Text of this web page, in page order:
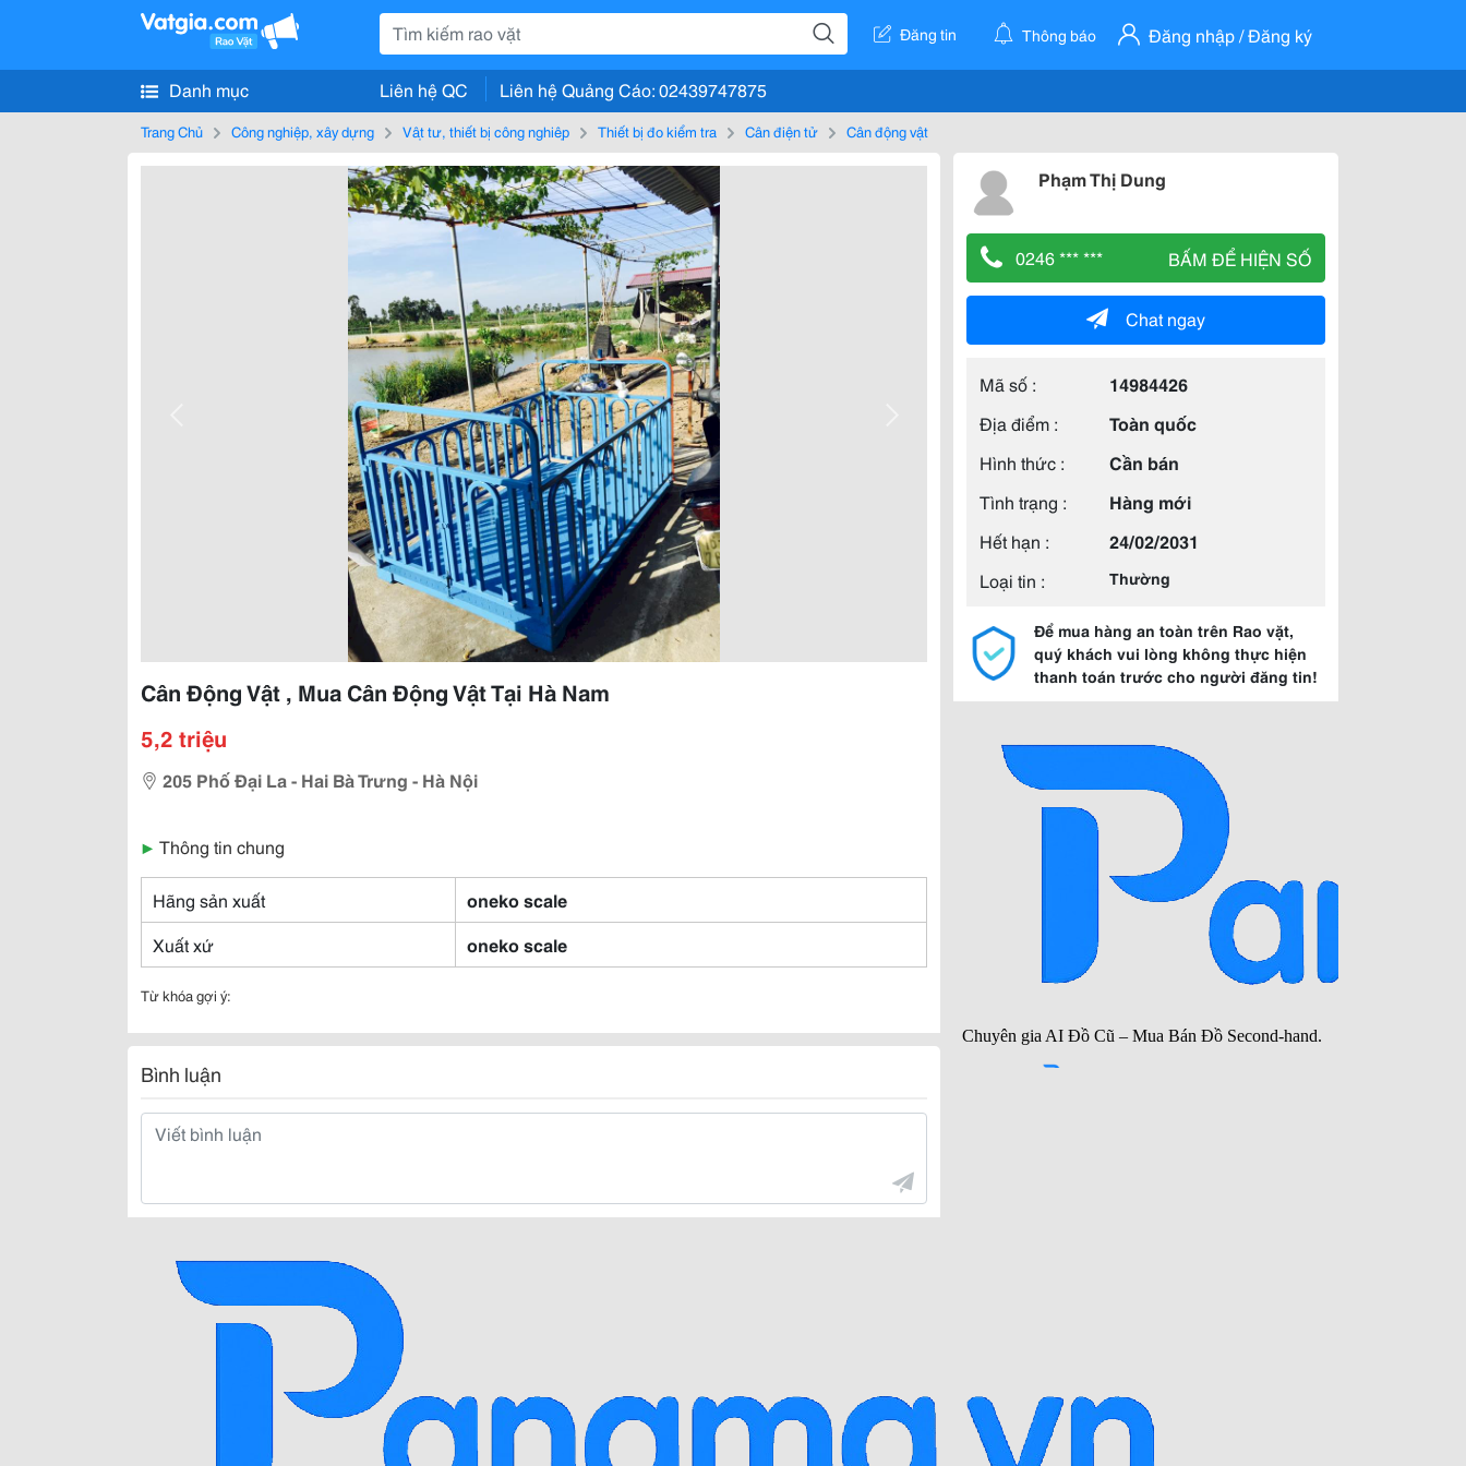
Đăng tin Thông báo Đăng nhập / Đăng ký
Danh mục Liên hệ QC Liên hệ Quảng Cáo: 02439747875
Trang Chủ Công nghiệp, xây dựng Vật tư, thiết bị công nghiệp Thiết bị đo kiểm tra Cân điện tử Cân động vật
Cân Động Vật , Mua Cân Động Vật Tại Hà Nam
5,2 triệu
205 Phố Đại La - Hai Bà Trưng - Hà Nội
▶ Thông tin chung
Hãng sản xuất
oneko scale
Xuất xứ
oneko scale
Từ khóa gợi ý:
Bình luận
Phạm Thị Dung
0246 *** *** BẤM ĐỂ HIỆN SỐ
Chat ngay
Mã số :
14984426
Địa điểm :
Toàn quốc
Hình thức :
Cần bán
Tình trạng :
Hàng mới
Hết hạn :
24/02/2031
Loại tin :
Thường
Để mua hàng an toàn trên Rao vặt,
quý khách vui lòng không thực hiện
thanh toán trước cho người đăng tin!